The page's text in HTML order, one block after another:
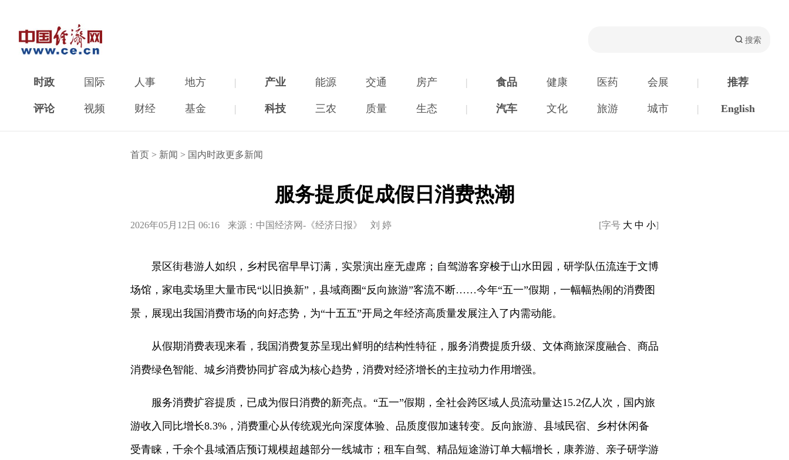
时政 国际 人事 地方 | 产业 能源 交通 房产 | 食品 健康 医药 会展 | 推荐
评论 视频 财经 基金 | 科技 三农 质量 生态 | 汽车 文化 旅游 城市 | English
首页 > 新闻 > 国内时政更多新闻
服务提质促成假日消费热潮
2026年05月12日 06:16 来源：中国经济网-《经济日报》 刘 婷 [字号 大 中 小]
景区街巷游人如织，乡村民宿早早订满，实景演出座无虚席；自驾游客穿梭于山水田园，研学队伍流连于文博
场馆，家电卖场里大量市民“以旧换新”，县域商圈“反向旅游”客流不断……今年“五一”假期，一幅幅热闹的消费图
景，展现出我国消费市场的向好态势，为“十五五”开局之年经济高质量发展注入了内需动能。
从假期消费表现来看，我国消费复苏呈现出鲜明的结构性特征，服务消费提质升级、文体商旅深度融合、商品
消费绿色智能、城乡消费协同扩容成为核心趋势，消费对经济增长的主拉动力作用增强。
服务消费扩容提质，已成为假日消费的新亮点。“五一”假期，全社会跨区域人员流动量达15.2亿人次，国内旅
游收入同比增长8.3%，消费重心从传统观光向深度体验、品质度假加速转变。反向旅游、县域民宿、乡村休闲备
受青睐，千余个县域酒店预订规模超越部分一线城市；租车自驾、精品短途游订单大幅增长，康养游、亲子研学游